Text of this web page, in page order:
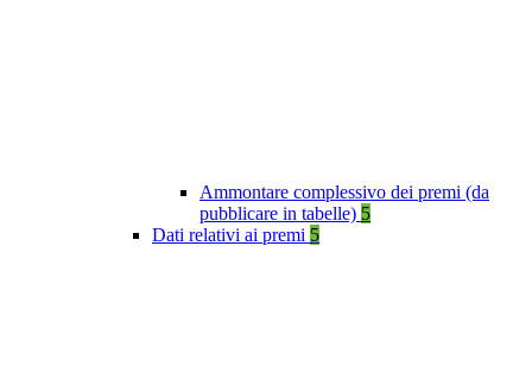
Ammontare complessivo dei premi (da
pubblicare in tabelle) 5
Dati relativi ai premi 5